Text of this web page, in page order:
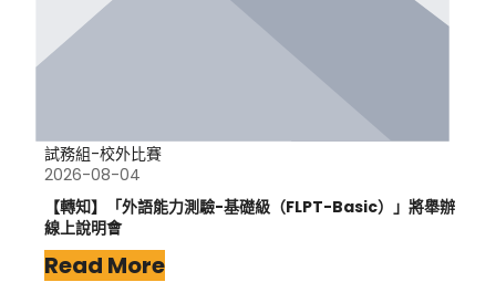
試務組-校外比賽
2026-08-04
【轉知】「外語能力測驗-基礎級（FLPT-Basic）」將舉辦
線上說明會
Read More